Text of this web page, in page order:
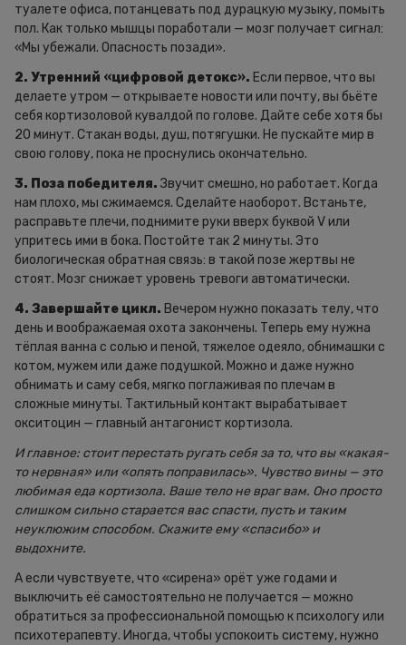
туалете офиса, потанцевать под дурацкую музыку, помыть
пол. Как только мышцы поработали — мозг получает сигнал:
«Мы убежали. Опасность позади».
2. Утренний «цифровой детокс». Если первое, что вы
делаете утром — открываете новости или почту, вы бьёте
себя кортизоловой кувалдой по голове. Дайте себе хотя бы
20 минут. Стакан воды, душ, потягушки. Не пускайте мир в
свою голову, пока не проснулись окончательно.
3. Поза победителя. Звучит смешно, но работает. Когда
нам плохо, мы сжимаемся. Сделайте наоборот. Встаньте,
расправьте плечи, поднимите руки вверх буквой V или
упритесь ими в бока. Постойте так 2 минуты. Это
биологическая обратная связь: в такой позе жертвы не
стоят. Мозг снижает уровень тревоги автоматически.
4. Завершайте цикл. Вечером нужно показать телу, что
день и воображаемая охота закончены. Теперь ему нужна
тёплая ванна с солью и пеной, тяжелое одеяло, обнимашки с
котом, мужем или даже подушкой. Можно и даже нужно
обнимать и саму себя, мягко поглаживая по плечам в
сложные минуты. Тактильный контакт вырабатывает
окситоцин — главный антагонист кортизола.
И главное: стоит перестать ругать себя за то, что вы «какая-
то нервная» или «опять поправилась». Чувство вины — это
любимая еда кортизола. Ваше тело не враг вам. Оно просто
слишком сильно старается вас спасти, пусть и таким
неуклюжим способом. Скажите ему «спасибо» и
выдохните.
А если чувствуете, что «сирена» орёт уже годами и
выключить её самостоятельно не получается — можно
обратиться за профессиональной помощью к психологу или
психотерапевту. Иногда, чтобы успокоить систему, нужно